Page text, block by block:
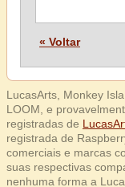
« Voltar
LucasArts, Monkey
LOOM, e
registradas de
registrada de
comerciais e marcas
suas respectivas
nenhuma forma a